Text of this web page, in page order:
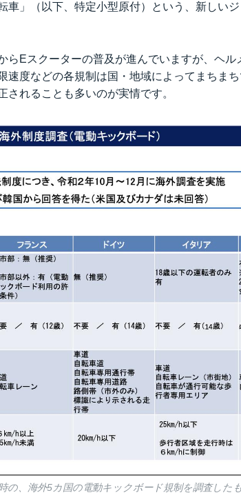
車」（以下、特定小型原付）という、新しい
らEスクーターの普及が進んでいますが、ヘル
速度などの各規制は国・地域によってまちま
れることも多いのが実情です。
の、海外5カ国の電動キックボード規制を調査した